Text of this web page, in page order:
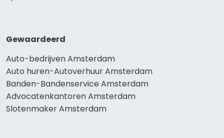
Gewaardeerd
Auto-bedrijven Amsterdam
Auto huren-Autoverhuur Amsterdam
Banden-Bandenservice Amsterdam
Advocatenkantoren Amsterdam
Slotenmaker Amsterdam